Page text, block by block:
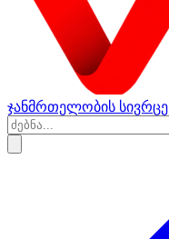
ჯანმრთელობის სივრცე